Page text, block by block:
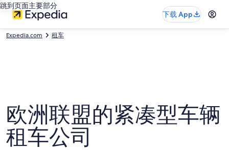
跳到页面主要部分
下载 App
Expedia.com 租车
欧洲联盟的紧凑型车辆
租车公司